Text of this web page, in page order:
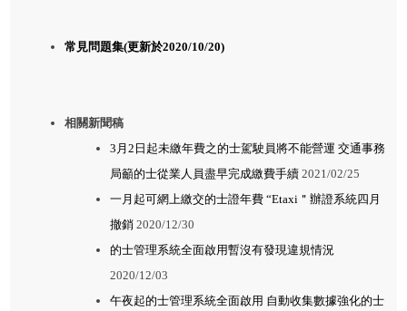
常見問題集(更新於2020/10/20)
相關新聞稿
3月2日起未繳年費之的士駕駛員將不能營運 交通事務
局籲的士從業人員盡早完成繳費手續 2021/02/25
一月起可網上繳交的士證年費 “Etaxi＂辦證系統四月
撤銷 2020/12/30
的士管理系統全面啟用暫沒有發現違規情況
2020/12/03
午夜起的士管理系統全面啟用 自動收集數據強化的士